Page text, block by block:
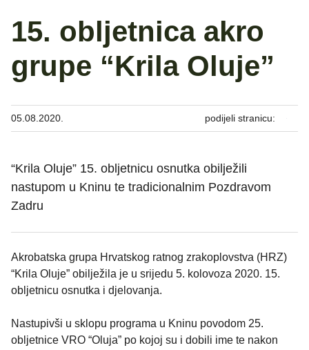
15. obljetnica akro
grupe “Krila Oluje”
05.08.2020. podijeli stranicu:
“Krila Oluje” 15. obljetnicu osnutka obilježili
nastupom u Kninu te tradicionalnim Pozdravom
Zadru
Akrobatska grupa Hrvatskog ratnog zrakoplovstva (HRZ)
“Krila Oluje” obilježila je u srijedu 5. kolovoza 2020. 15.
obljetnicu osnutka i djelovanja.
Nastupivši u sklopu programa u Kninu povodom 25.
obljetnice VRO “Oluja” po kojoj su i dobili ime te nakon